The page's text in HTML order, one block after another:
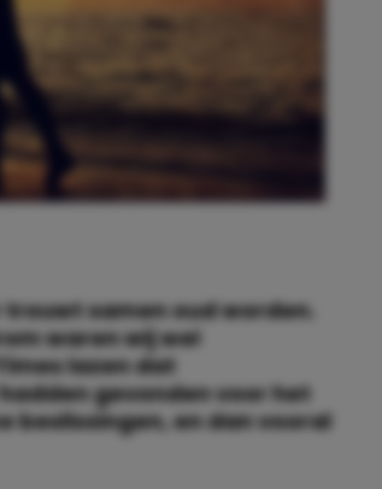
samen oud worden.
waren wij wel
lazen dat
gevonden voor het
beslissingen, en dan vooral